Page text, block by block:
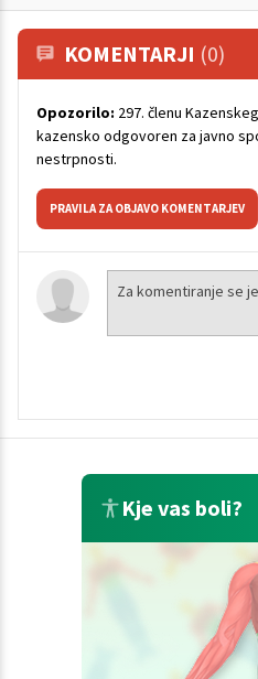
KOMENTARJI (0)
Opozorilo: 297. členu
kazensko odgovoren za javno
nestrpnosti.
PRAVILA ZA OBJAVO KOMENTARJEV
Kje vas boli?